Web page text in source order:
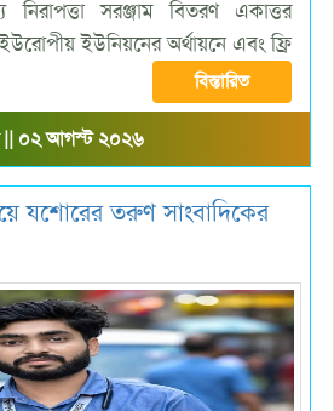
নিরাপত্তা সরঞ্জাম বিতরণ একাত্তর
ইউনিয়নের অর্থায়নে এবং ফ্রি
বিস্তারিত
|| ০২ আগস্ট ২০২৬
যশোরের তরুণ সাংবাদিকের